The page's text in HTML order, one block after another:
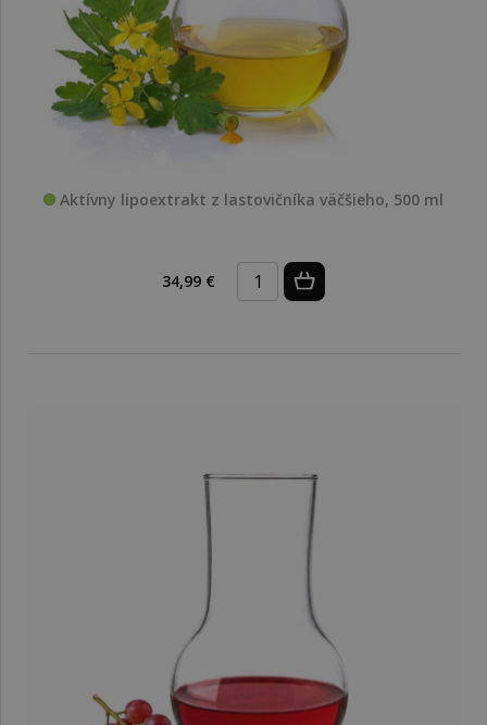
Aktívny lipoextrakt z lastovičníka väčšieho, 500 ml
34,99 €